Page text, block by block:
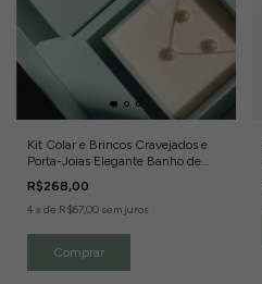
Kit Colar e Brincos Cravejados e
Porta-Joias Elegante Banho de
Ouro 18k
R$268,00
4 x de R$67,00 sem juros